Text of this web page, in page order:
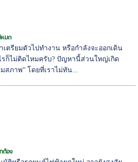
มด
เตรียมตัวไปทำงาน หรือกำลังจะออกเดิน
รก็ไม่ติดไหมครับ? ปัญหานี้ส่วนใหญ่เกิด
สภาพ” โดยที่เราไม่ทัน...
ต้อง